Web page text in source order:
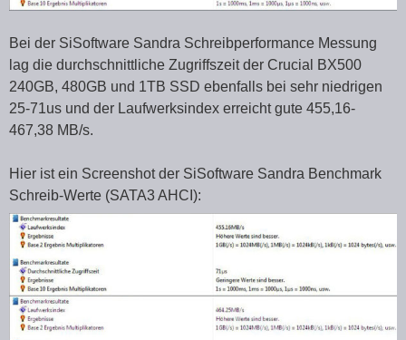
Bei der SiSoftware Sandra Schreibperformance Messung
lag die durchschnittliche Zugriffszeit der Crucial BX500
240GB, 480GB und 1TB SSD ebenfalls bei sehr niedrigen
25-71us und der Laufwerksindex erreicht gute 455,16-
467,38 MB/s.
Hier ist ein Screenshot der SiSoftware Sandra Benchmark
Schreib-Werte (SATA3 AHCI):